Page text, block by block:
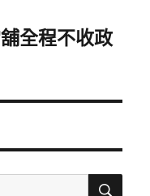
全程不收政
搜